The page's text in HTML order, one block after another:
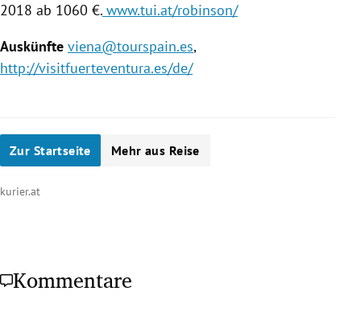
2018 ab 1060 €. www.tui.at/robinson/
Auskünfte viena@tourspain.es,
http://visitfuerteventura.es/de/
Zur Startseite Mehr aus Reise
kurier.at
Kommentare